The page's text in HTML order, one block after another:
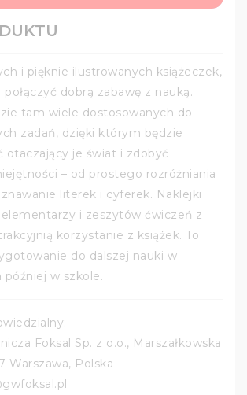
i pięknie ilustrowanych książeczek,
dobrą zabawę z nauką.
tam wiele dostosowanych do
zadań, dzięki którym będzie
otaczający je świat i zdobyć
– od prostego rozróżniania
literek i cyferek. Naklejki
elementarzy i zeszytów ćwiczeń z
korzystanie z książek. To
do dalszej nauki w
później w szkole.
Foksal Sp. z o.o., Marszałkowska
Warszawa, Polska